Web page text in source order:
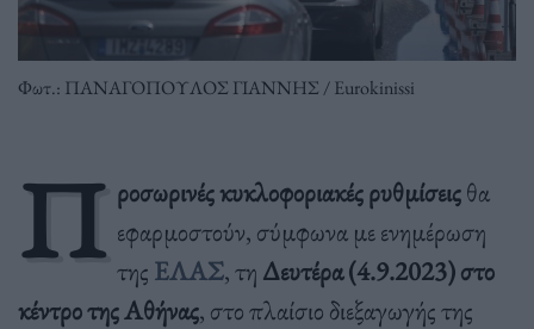
Φωτ.: ΠΑΝΑΓΟΠΟΥΛΟΣ ΓΙΑΝΝΗΣ / Eurokinissi
Π ροσωρινές κυκλοφοριακές ρυθμίσειςθα
εφαρμοστούν, σύμφωνα με ενημέρωση
της ΕΛΑΣ, τη Δευτέρα (4.9.2023) στο
κέντρο της Αθήνας, στο πλαίσιο διεξαγωγής της